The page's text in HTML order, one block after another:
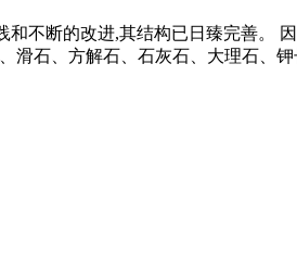
不断的改进,其结构已日臻完善。
滑石、方解石、石灰石、大理石、